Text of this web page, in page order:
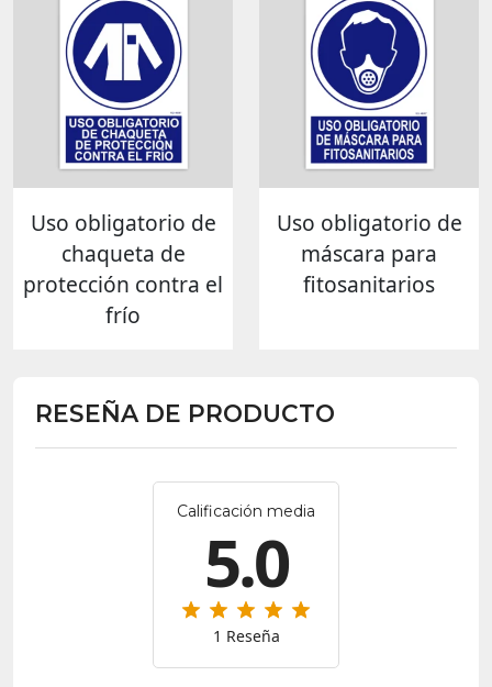
Uso obligatorio de
chaqueta de
protección contra el
frío
Uso obligatorio de
máscara para
fitosanitarios
RESEÑA DE PRODUCTO
Calificación media
5.0
1 Reseña